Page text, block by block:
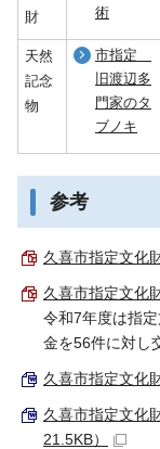
財
術
天然
記念
物
市指定
旧渡辺多
門家のタ
ブノキ
参考
久喜市指定文化
久喜市指定文化
令和7年度は指
金を56件に対し
久喜市指定文化
久喜市指定文化
21.5KB）